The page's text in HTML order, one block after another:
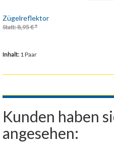
Zügelreflektor
Statt: 8,95 € *
Inhalt: 1 Paar
Kunden haben
angesehen: